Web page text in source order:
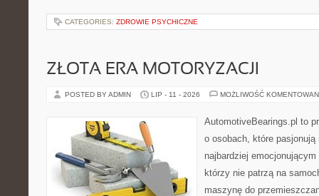
CATEGORIES: ZDROWIE PSYCHICZNE
ZŁOTA ERA MOTORYZACJI
POSTED BY ADMIN LIP - 11 - 2026 MOŻLIWOŚĆ
AutomotiveBearings.pl to
o osobach, które
najbardziej
którzy nie patrzą na
maszynę do